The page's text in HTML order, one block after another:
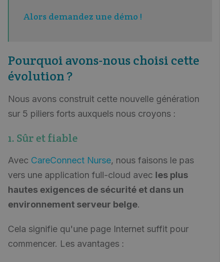
Alors demandez une démo !
Pourquoi avons-nous choisi cette
évolution ?
Nous avons construit cette nouvelle génération
sur 5 piliers forts auxquels nous croyons :
1. Sûr et fiable
Avec CareConnect Nurse, nous faisons le pas
vers une application full-cloud avec les plus
hautes exigences de sécurité et dans un
environnement serveur belge.
Cela signifie qu'une page Internet suffit pour
commencer. Les avantages :